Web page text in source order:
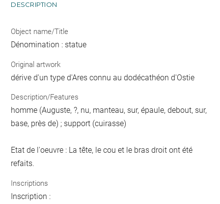
DESCRIPTION
Object name/Title
Dénomination : statue
Original artwork
dérive d'un type d'Ares connu au dodécathéon d'Ostie
Description/Features
homme (Auguste, ?, nu, manteau, sur, épaule, debout, sur,
base, près de) ; support (cuirasse)
Etat de l'oeuvre : La tête, le cou et le bras droit ont été
refaits.
Inscriptions
Inscription :